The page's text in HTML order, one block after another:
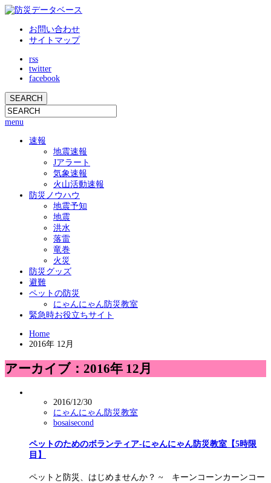
お問い合わせ
サイトマップ
rss
twitter
facebook
menu
速報
地震速報
Jアラート
気象速報
火山活動速報
防災ノウハウ
地震予知
地震
洪水
落雷
竜巻
火災
防災グッズ
避難
ペットの防災
にゃんにゃん防災教室
緊急時お役立ちサイト
Home
2016年 12月
アーカイブ：2016年 12月
2016/12/30
にゃんにゃん防災教室
bosaisecond
ペットのためのボランティア-にゃんにゃん防災教室【5時限
目】
ペットと防災、はじめませんか？ ~ キーンコーンカーンコー